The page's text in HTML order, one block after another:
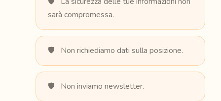
sarà compromessa.
Non richiediamo dati sulla posizione.
Non inviamo newsletter.